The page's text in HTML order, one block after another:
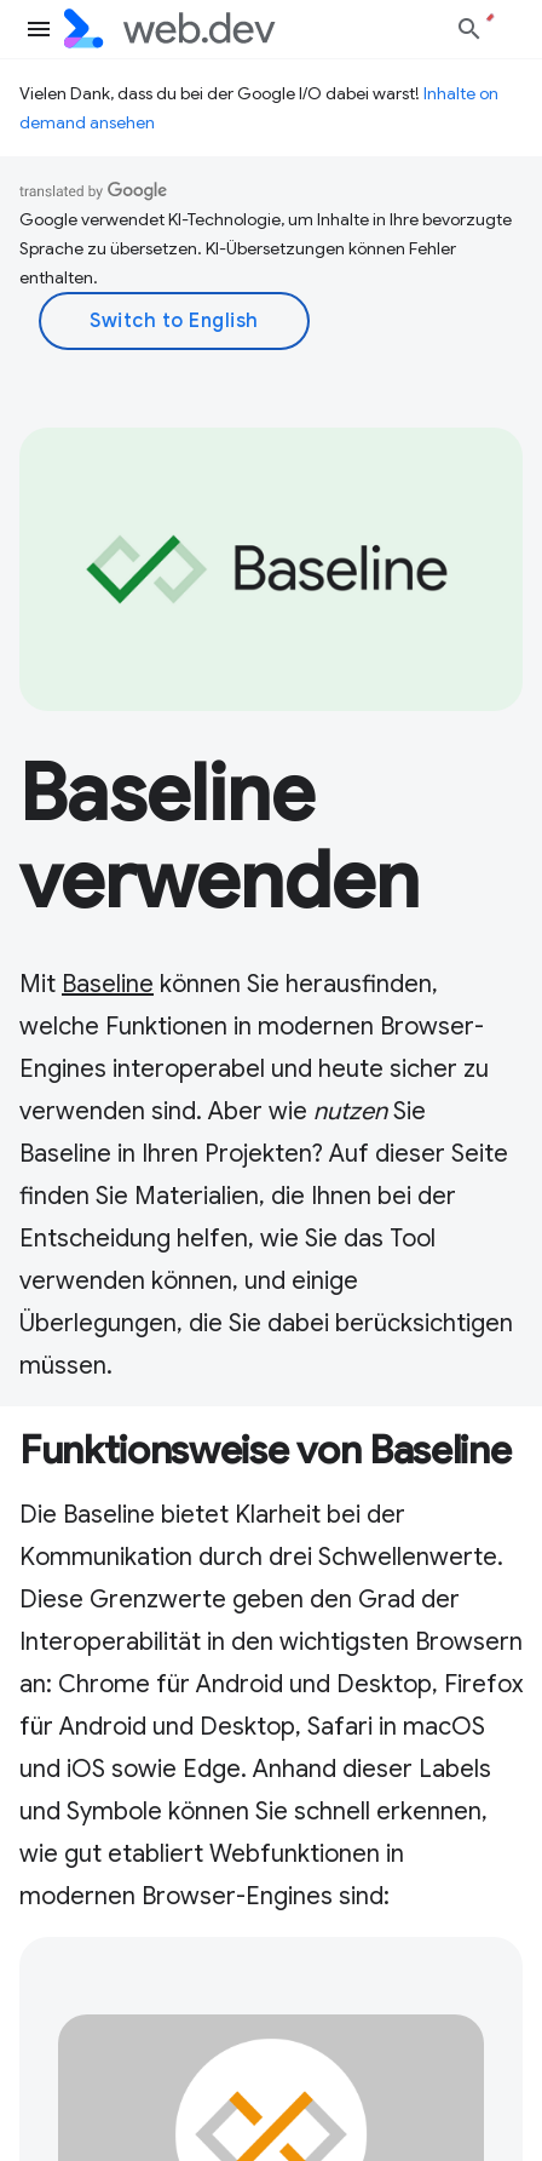
Vielen Dank, dass du bei der Google I/O dabei warst! Inhalte on
demand ansehen
Google verwendet KI-Technologie, um Inhalte in Ihre bevorzugte
Sprache zu übersetzen. KI-Übersetzungen können Fehler
enthalten.
Baseline
verwenden
Mit Baseline können Sie herausfinden,
welche Funktionen in modernen Browser-
Engines interoperabel und heute sicher zu
verwenden sind. Aber wie nutzenSie
Baseline in Ihren Projekten? Auf dieser Seite
finden Sie Materialien, die Ihnen bei der
Entscheidung helfen, wie Sie das Tool
verwenden können, und einige
Überlegungen, die Sie dabei berücksichtigen
müssen.
Funktionsweise von Baseline
Die Baseline bietet Klarheit bei der
Kommunikation durch drei Schwellenwerte.
Diese Grenzwerte geben den Grad der
Interoperabilität in den wichtigsten Browsern
an: Chrome für Android und Desktop, Firefox
für Android und Desktop, Safari in macOS
und iOS sowie Edge. Anhand dieser Labels
und Symbole können Sie schnell erkennen,
wie gut etabliert Webfunktionen in
modernen Browser-Engines sind: